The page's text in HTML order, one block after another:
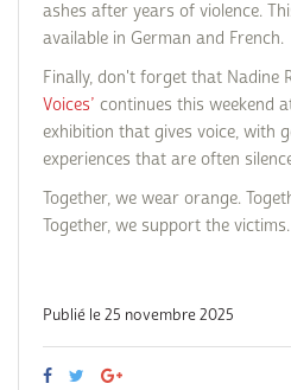
ashes after years of violence.
available in German and French.
Finally, don't forget that Nadine
Voices’ continues this weekend
exhibition that gives voice, with
experiences that are often
Together, we wear orange.
Together, we support the victims.
Publié le 25 novembre 2025